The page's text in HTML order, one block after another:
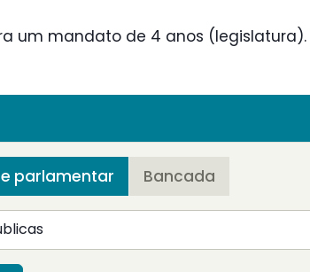
um mandato de 4 anos (legislatura).
parlamentar Bancada